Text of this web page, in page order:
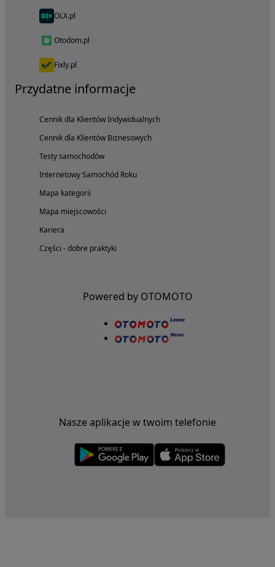
OLX.pl
Otodom.pl
Fixly.pl
Przydatne informacje
Cennik dla Klientów Indywidualnych
Cennik dla Klientów Biznesowych
Testy samochodów
Internetowy Samochód Roku
Mapa kategorii
Mapa miejscowości
Kariera
Części - dobre praktyki
Powered by OTOMOTO
Nasze aplikacje w twoim telefonie